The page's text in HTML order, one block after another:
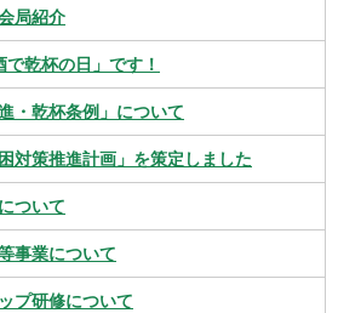
局紹介
乾杯の日」です！
・乾杯条例」について
対策推進計画」を策定しました
ついて
事業について
プ研修について